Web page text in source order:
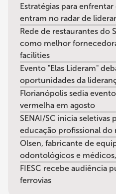
Estratégias para
entram no radar de
Rede de restaurantes do
como melhor
facilities
Evento "Elas Lideram"
oportunidades da
Florianópolis sedia
vermelha em agosto
SENAI/SC inicia seletivas
educação profissional do
Olsen, fabricante de
odontológicos e
FIESC recebe audiência
ferrovias